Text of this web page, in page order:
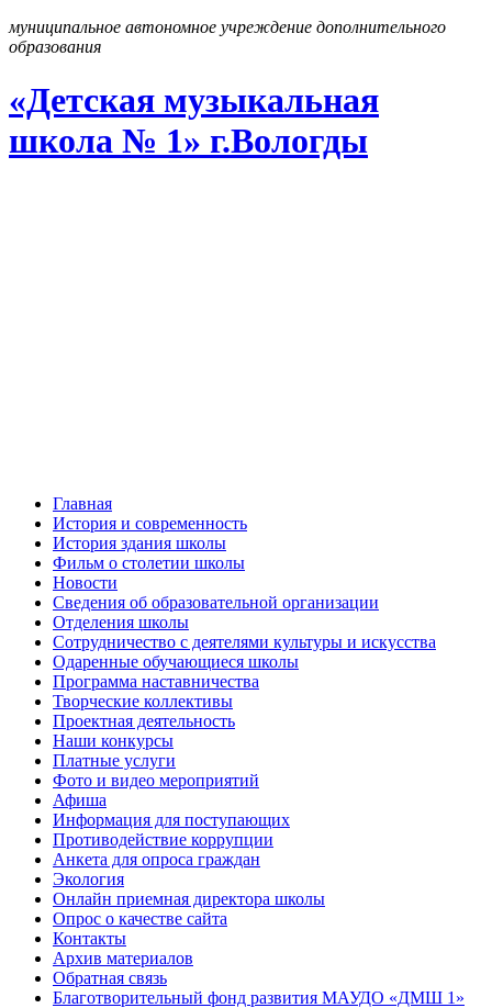
муниципальное автономное учреждение дополнительного
образования
«Детская музыкальная
школа № 1» г.Вологды
Главная
История и современность
История здания школы
Фильм о столетии школы
Новости
Сведения об образовательной организации
Отделения школы
Сотрудничество с деятелями культуры и искусства
Одаренные обучающиеся школы
Программа наставничества
Творческие коллективы
Проектная деятельность
Наши конкурсы
Платные услуги
Фото и видео мероприятий
Афиша
Информация для поступающих
Противодействие коррупции
Анкета для опроса граждан
Экология
Онлайн приемная директора школы
Опрос о качестве сайта
Контакты
Архив материалов
Обратная связь
Благотворительный фонд развития МАУДО «ДМШ 1»